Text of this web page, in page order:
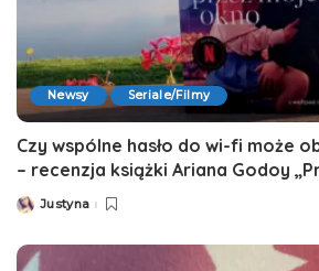
Newsy Seriale/Filmy
Czy wspólne hasło do wi-fi może
– recenzja książki Ariana Godoy
PostedJustyna